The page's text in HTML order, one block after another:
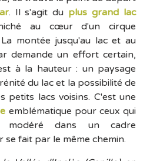
. Il s'agit du plus grand lac
au cœur d'un cirque
montée jusqu'au lac et au
demande un effort certain,
à la hauteur : un paysage
du lac et la possibilité de
petits lacs voisins. C'est une
emblématique pour ceux qui
modéré dans un cadre
fait par le même chemin.